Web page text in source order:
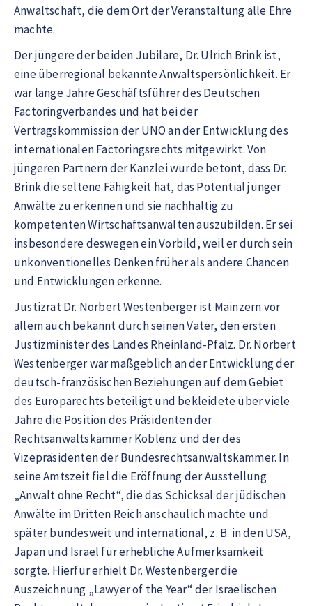
Anwaltschaft, die dem Ort der Veranstaltung alle Ehre
machte.
Der jüngere der beiden Jubilare, Dr. Ulrich Brink ist,
eine überregional bekannte Anwaltspersönlichkeit. Er
war lange Jahre Geschäftsführer des Deutschen
Factoringverbandes und hat bei der
Vertragskommission der UNO an der Entwicklung des
internationalen Factoringsrechts mitgewirkt. Von
jüngeren Partnern der Kanzlei wurde betont, dass Dr.
Brink die seltene Fähigkeit hat, das Potential junger
Anwälte zu erkennen und sie nachhaltig zu
kompetenten Wirtschaftsanwälten auszubilden. Er sei
insbesondere deswegen ein Vorbild, weil er durch sein
unkonventionelles Denken früher als andere Chancen
und Entwicklungen erkenne.
Justizrat Dr. Norbert Westenberger ist Mainzern vor
allem auch bekannt durch seinen Vater, den ersten
Justizminister des Landes Rheinland-Pfalz. Dr. Norbert
Westenberger war maßgeblich an der Entwicklung der
deutsch-französischen Beziehungen auf dem Gebiet
des Europarechts beteiligt und bekleidete über viele
Jahre die Position des Präsidenten der
Rechtsanwaltskammer Koblenz und der des
Vizepräsidenten der Bundesrechtsanwaltskammer. In
seine Amtszeit fiel die Eröffnung der Ausstellung
„Anwalt ohne Recht“, die das Schicksal der jüdischen
Anwälte im Dritten Reich anschaulich machte und
später bundesweit und international, z. B. in den USA,
Japan und Israel für erhebliche Aufmerksamkeit
sorgte. Hierfür erhielt Dr. Westenberger die
Auszeichnung „Lawyer of the Year“ der Israelischen